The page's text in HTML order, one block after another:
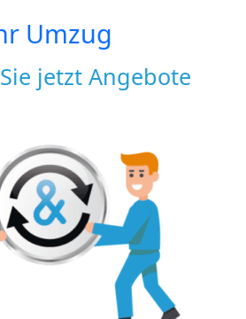
Umzug
jetzt Angebote